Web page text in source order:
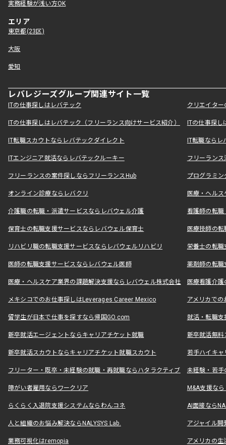
実務経験が浅い方OK
エリア
東京都(23区)
大阪
愛知
レバレジーズグループ関連サイト一覧
ITの仕事探しはレバテック クリエイタ
ITの仕事探しはレバテック（フリーランス向けサービス紹介） ITの仕事探
IT転職スカウトならレバテックダイレクト IT転職なら
ITエンジニア就活ならレバテックルーキー フリーラン
フリーランスの案件探しならフリーランスHub プログラミ
オンライン診療ならレバクリ 医療・ヘル
介護職の転職・派遣サービスならレバウェル介護 看護師の転
保育士の転職支援サービスならレバウェル保育士 医療技師の
リハビリ職の転職支援サービスならレバウェルリハビリ 栄養士の転
医師の転職支援サービスならレバウェル医師 薬剤師の転
医療・ヘルスケア業界の課題解決支援ならレバウェル株式会社 医療看護介
メキシコでのお仕事探しはLeverages Career Mexico アメリカで
留学生が日本で仕事を探すなら帰国GO.com 就活・転職
新卒就活エージェントならキャリアチケット就職 新卒就活無料
新卒就活スカウトならキャリアチケット就職スカウト 若手ハイキ
フリーター・既卒・未経験の就職・再就職ならハタラクティブ 未経験・若手
障がい者雇用ならワークリア M&A支援な
らくらく入退院支援システムならわんコネ AI面接なら
人と組織のお悩み解決ならNALYSYS Lab. アジャイル
業務可視化はremopia アメリカの